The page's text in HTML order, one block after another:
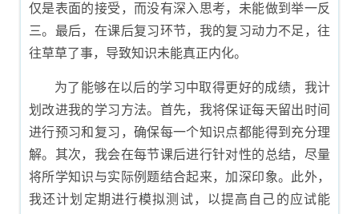
仅是表面的接受，而没有深入思考，未能做到举一反
三。最后，在课后复习环节，我的复习动力不足，往
往草草了事，导致知识未能真正内化。
为了能够在以后的学习中取得更好的成绩，我计
划改进我的学习方法。首先，我将保证每天留出时间
进行预习和复习，确保每一个知识点都能得到充分理
解。其次，我会在每节课后进行针对性的总结，尽量
将所学知识与实际例题结合起来，加深印象。此外，
我还计划定期进行模拟测试，以提高自己的应试能